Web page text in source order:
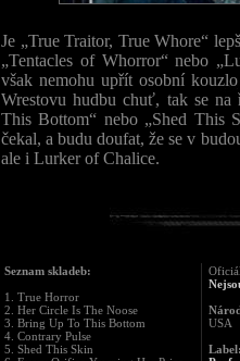
Je „True Traitor, True Whore“
„Tentacles of Whorror“ nebo
však nemohu upřít osobní
Wrestovu hudbu chuť, tak se
This Bottom“ nebo „Shed This
čekal, a budu doufat, že se v
ale i Lurker of Chalice.
Seznam skladeb:
1. True Horror
2. Her Circle Is The Noose
3. Bring Up To This Bottom
4. Contrary Pulse
5. Shed This Skin
USA